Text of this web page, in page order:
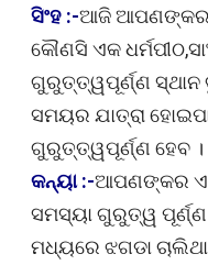
ସିଂହ :-ଆଜି ଆପଣଙ୍କର
କୌଣସି ଏକ
ଗୁରୁତ୍ତ୍ୱପୂର୍ଣ୍ଣ ସ୍ଥାନ
ସମୟର ଯାତ୍ରା
ଗୁରୁତ୍ତ୍ୱପୂର୍ଣ୍ଣ ହେବ ।
କନ୍ୟା :-ଆପଣଙ୍କର
ସମସ୍ୟା ଗୁରୁତ୍ୱ
ମଧ୍ୟରେ ଝଗଡା